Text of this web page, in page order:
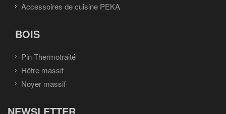
Accessoires de cuisine PEKA
BOIS
Pin Thermotraité
Hêtre massif
Noyer massif